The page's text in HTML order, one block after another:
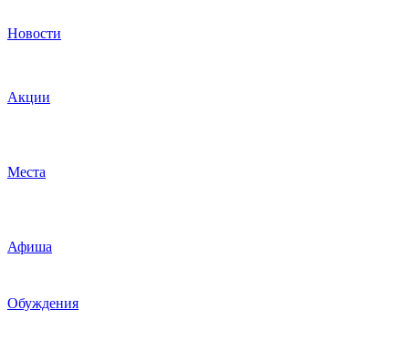
Новости
Акции
Места
Афиша
Обуждения